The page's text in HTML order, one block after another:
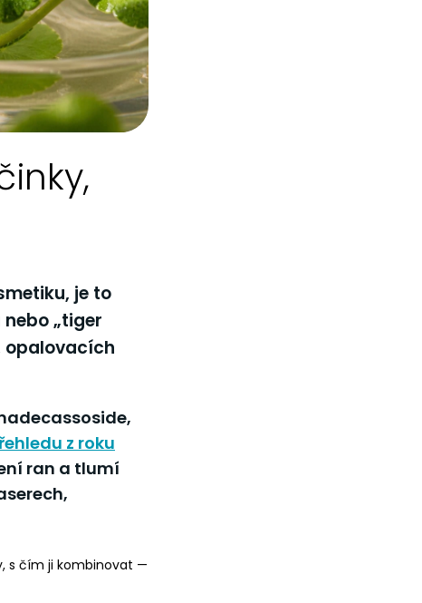
je to
„tiger
opalovacích
z roku
ran a tlumí
s čím ji kombinovat —